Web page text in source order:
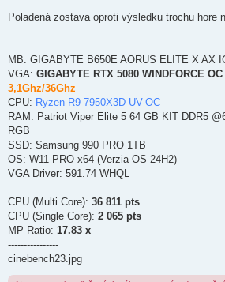
s
o
k
Poladená zostava oproti výsledku trochu hore
MB: GIGABYTE B650E AORUS ELITE X AX
VGA: GIGABYTE RTX 5080 WINDFORCE
3,1Ghz/36Ghz
CPU: Ryzen R9 7950X3D UV-OC
RAM: Patriot Viper Elite 5 64 GB KIT DDR5
RGB
SSD: Samsung 990 PRO 1TB
OS: W11 PRO x64 (Verzia OS 24H2)
VGA Driver: 591.74 WHQL
CPU (Multi Core): 36 811 pts
CPU (Single Core): 2 065 pts
MP Ratio: 17.83 x
----------------
cinebench23.jpg